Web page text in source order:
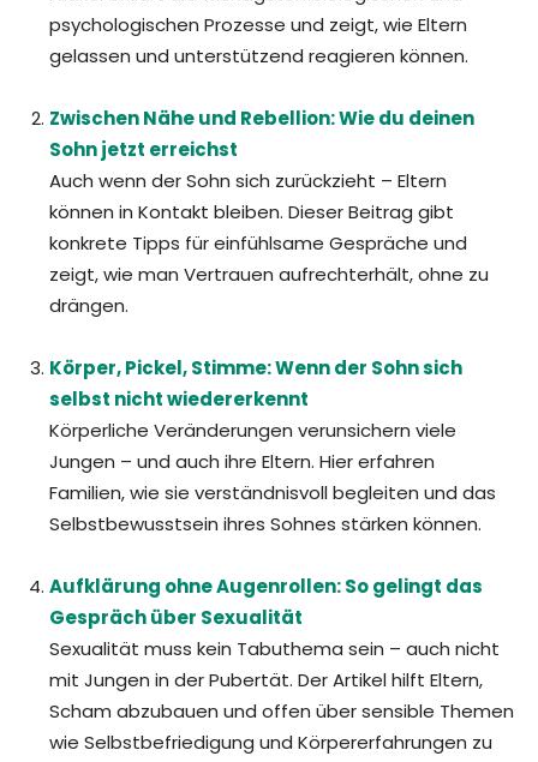
psychologischen Prozesse und zeigt, wie Eltern
gelassen und unterstützend reagieren können.
Zwischen Nähe und Rebellion: Wie du deinen
Sohn jetzt erreichst
Auch wenn der Sohn sich zurückzieht – Eltern
können in Kontakt bleiben. Dieser Beitrag gibt
konkrete Tipps für einfühlsame Gespräche und
zeigt, wie man Vertrauen aufrechterhält, ohne zu
drängen.
Körper, Pickel, Stimme: Wenn der Sohn sich
selbst nicht wiedererkennt
Körperliche Veränderungen verunsichern viele
Jungen – und auch ihre Eltern. Hier erfahren
Familien, wie sie verständnisvoll begleiten und das
Selbstbewusstsein ihres Sohnes stärken können.
Aufklärung ohne Augenrollen: So gelingt das
Gespräch über Sexualität
Sexualität muss kein Tabuthema sein – auch nicht
mit Jungen in der Pubertät. Der Artikel hilft Eltern,
Scham abzubauen und offen über sensible Themen
wie Selbstbefriedigung und Körpererfahrungen zu